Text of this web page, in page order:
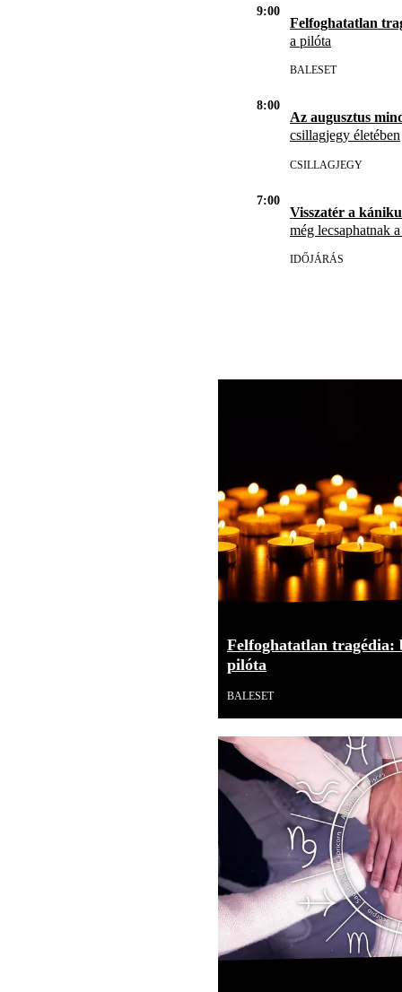
9:00
Felfoghatatlan
a pilóta
BALESET
8:00
Az augusztus
csillagjegy életében
CSILLAGJEGY
7:00
Visszatér a
még lecsaphatnak
IDŐJÁRÁS
Felfoghatatlan tragédia:
pilóta
BALESET